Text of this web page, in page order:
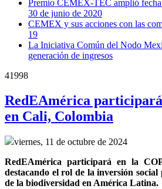
Premio CEMEX-TEC amplió fecha
30 de junio de 2020
CEMEX y sus acciones con las
19
La Iniciativa Común del Nodo
generación de ingresos
41998
RedEAmérica
en Cali, Colombia
viernes, 11 de octubre de 2024
RedEAmérica participará en la
destacando el rol de la inversión
de la biodiversidad en América Latina.